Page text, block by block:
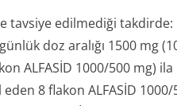
tavsiye edilmediği
doz aralığı 1500 mg
ALFASİD 1000/500 mg)
8 flakon ALFASİD